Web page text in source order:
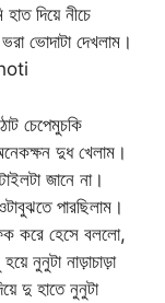
দিয়ে নীচে
ভোদাটা দেখলাম।
চেপেমুচকি
দুধ খেলাম।
জানে না।
পারছিলাম।
করে হেসে বললো,
নুনুটা নাড়াচাড়া
দু হাতে নুনুটা